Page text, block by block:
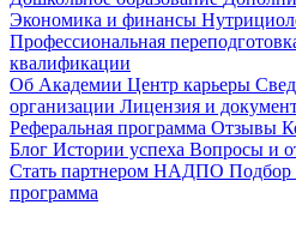
Экономика и финансы
Профессиональная
квалификации
Об Академии Центр карьеры
организации Лицензия и
Реферальная программа Отзывы
Блог Истории успеха Вопросы и
Стать партнером НАДПО Подбор
программа